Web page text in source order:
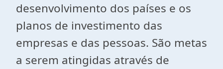
desenvolvimento dos países e os
planos de investimento das
empresas e das pessoas. São metas
a serem atingidas através de